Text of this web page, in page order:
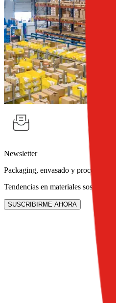
Newsletter
Packaging, envasado y
Tendencias en materiales
SUSCRIBIRME AHORA